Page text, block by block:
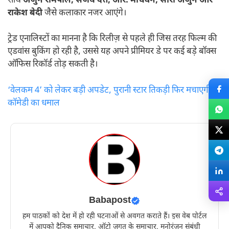
राकेश बेदीजैसे कलाकार नजर आएंगे।
ट्रेड एनालिस्टों का मानना है कि रिलीज़ से पहले ही जिस तरह फिल्म की
एडवांस बुकिंग हो रही है, उससे यह अपने प्रीमियर डे पर कई बड़े बॉक्स
ऑफिस रिकॉर्ड तोड़ सकती है।
‘वेलकम 4’ को लेकर बड़ी अपडेट, पुरानी स्टार तिकड़ी फिर मचाएगी
कॉमेडी का धमाल
Babapost
हम पाठकों को देश में हो रही घटनाओं से अवगत कराते हैं। इस वेब पोर्टल